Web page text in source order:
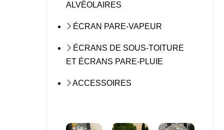
ALVÉOLAIRES
ÉCRAN PARE-VAPEUR
ÉCRANS DE SOUS-TOITURE
ET ÉCRANS PARE-PLUIE
ACCESSOIRES